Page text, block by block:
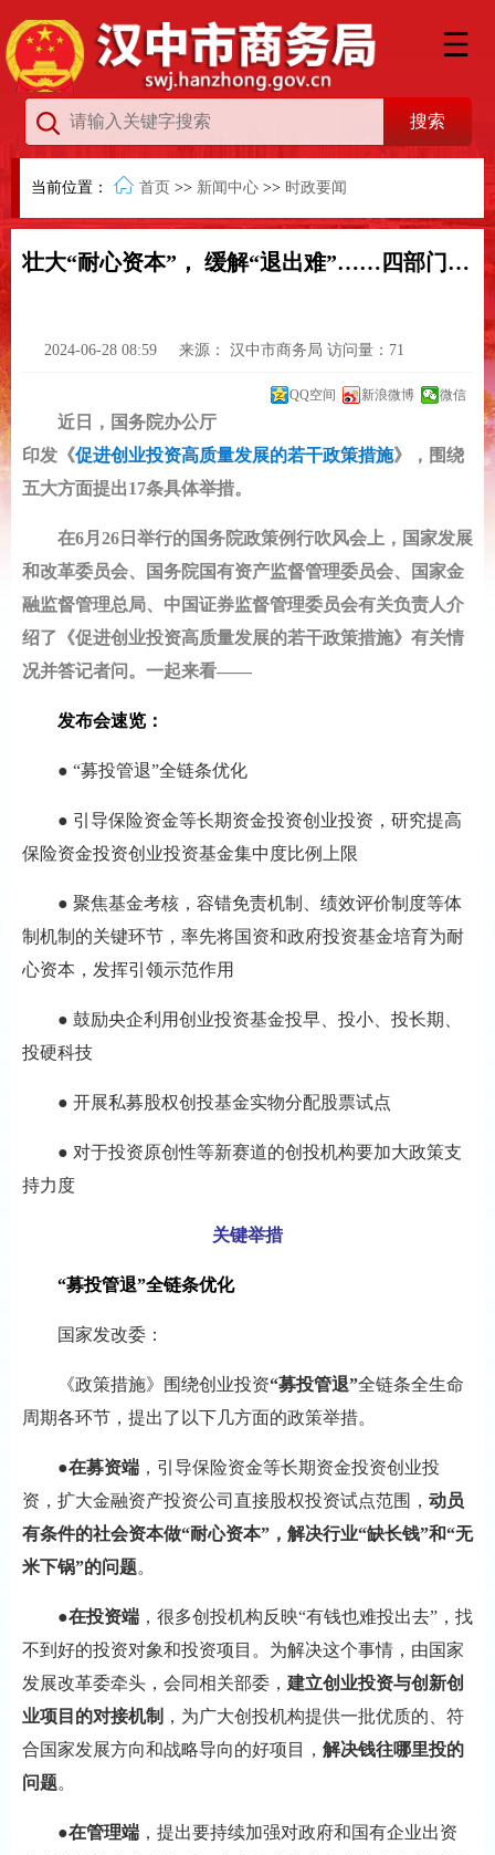
当前位置： 首页 >> 新闻中心 >> 时政要闻
壮大“耐心资本”， 缓解“退出难”……四部门重磅发声
2024-06-28 08:59 来源： 汉中市商务局 访问量： 71
QQ空间 新浪微博 微信
近日，国务院办公厅
印发《促进创业投资高质量发展的若干政策措施》，围绕
五大方面提出17条具体举措。
在6月26日举行的国务院政策例行吹风会上，国家发展
和改革委员会、国务院国有资产监督管理委员会、国家金
融监督管理总局、中国证券监督管理委员会有关负责人介
绍了《促进创业投资高质量发展的若干政策措施》有关情
况并答记者问。一起来看——
发布会速览：
● “募投管退”全链条优化
● 引导保险资金等长期资金投资创业投资，研究提高
保险资金投资创业投资基金集中度比例上限
● 聚焦基金考核，容错免责机制、绩效评价制度等体
制机制的关键环节，率先将国资和政府投资基金培育为耐
心资本，发挥引领示范作用
● 鼓励央企利用创业投资基金投早、投小、投长期、
投硬科技
● 开展私募股权创投基金实物分配股票试点
● 对于投资原创性等新赛道的创投机构要加大政策支
持力度
关键举措
“募投管退”全链条优化
国家发改委：
《政策措施》围绕创业投资“募投管退”全链条全生命
周期各环节，提出了以下几方面的政策举措。
●在募资端 ，引导保险资金等长期资金投资创业投
资，扩大金融资产投资公司直接股权投资试点范围， 动员
有条件的社会资本做“耐心资本”，解决行业“缺长钱”和“无
米下锅”的问题。
●在投资端 ，很多创投机构反映“有钱也难投出去”，找
不到好的投资对象和投资项目。为解决这个事情，由国家
发展改革委牵头，会同相关部委， 建立创业投资与创新创
业项目的对接机制 ，为广大创投机构提供一批优质的、符
合国家发展方向和战略导向的好项目， 解决钱往哪里投的
问题。
●在管理端 ，提出要持续加强对政府和国有企业出资